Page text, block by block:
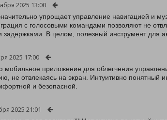
2025 13:00
упрощает управление навигацией и
с голосовыми командами позволяют не
задержками. В целом, полезный инструмент для
2025 17:00
мобильное приложение для облегчения
не отвлекаясь на экран. Интуитивно понятный
и безопасной.
2025 21:01